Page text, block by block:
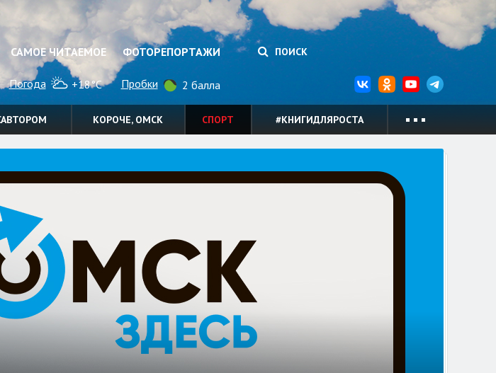
САМОЕ ЧИТАЕМОЕ ФОТОРЕПОРТАЖИ ПОИСК
Погода +18°C Пробки 2 балла
КОРОЧЕ, ОМСК СПОРТ #КНИГИДЛЯРОСТА